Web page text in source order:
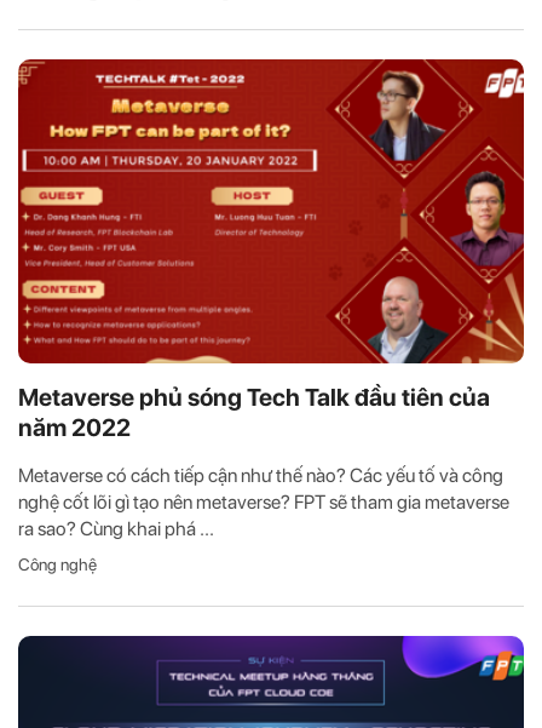
Metaverse phủ sóng Tech Talk đầu tiên của
năm 2022
Metaverse có cách tiếp cận như thế nào? Các yếu tố và công
nghệ cốt lõi gì tạo nên metaverse? FPT sẽ tham gia metaverse
ra sao? Cùng khai phá ...
Công nghệ